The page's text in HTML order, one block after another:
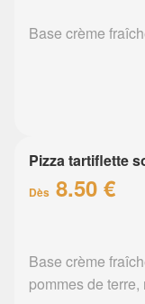
Base crème
Pizza tartiflette
Dès 8.50 €
Base crème
pommes de